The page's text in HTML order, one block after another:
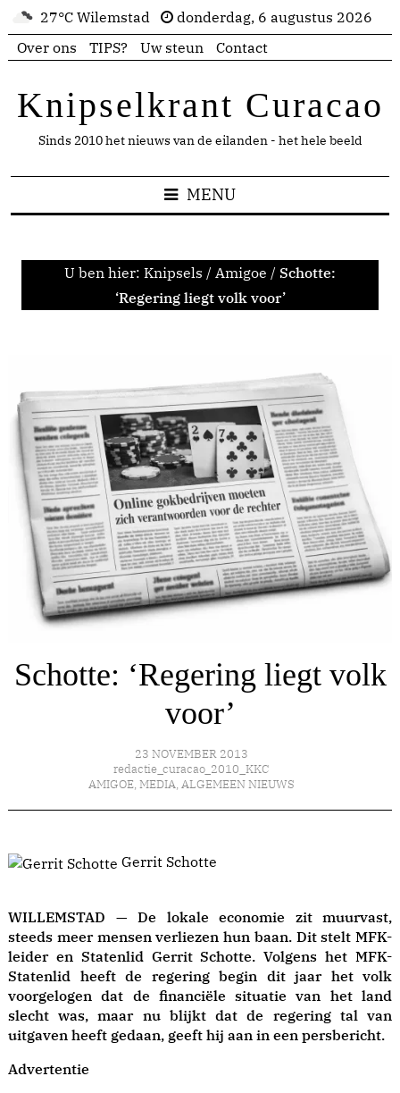
27°C Wilemstad
donderdag, 6 augustus 2026
Over ons
TIPS? Uw steun Contact
Knipselkrant Curacao
Sinds 2010 het nieuws van de eilanden - het hele beeld
MENU
U ben hier: Knipsels / Amigoe / Schotte:
‘Regering liegt volk voor’
Schotte: ‘Regering liegt volk
voor’
23 NOVEMBER 2013
redactie_curacao_2010_KKC
AMIGOE, MEDIA, ALGEMEEN NIEUWS
Gerrit Schotte
WILLEMSTAD — De lokale economie zit muurvast,
steeds meer mensen verliezen hun baan. Dit stelt MFK-
leider en Statenlid Gerrit Schotte. Volgens het MFK-
Statenlid heeft de regering begin dit jaar het volk
voorgelogen dat de financiële situatie van het land
slecht was, maar nu blijkt dat de regering tal van
uitgaven heeft gedaan, geeft hij aan in een persbericht.
Advertentie